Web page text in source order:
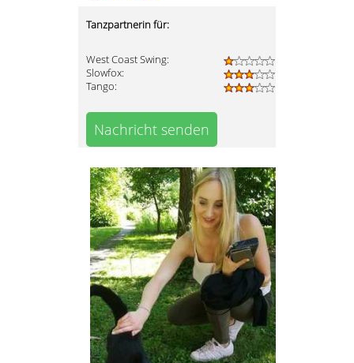
Tanzpartnerin für:
West Coast Swing:
Slowfox:
Tango:
Nachricht senden